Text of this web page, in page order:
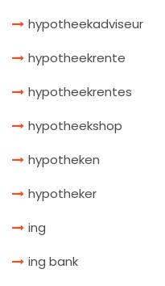
hypotheekadviseur
hypotheekrente
hypotheekrentes
hypotheekshop
hypotheken
hypotheker
ing
ing bank